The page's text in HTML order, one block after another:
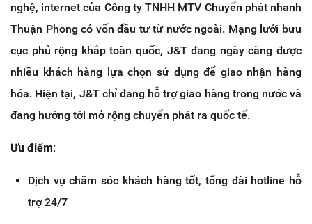
nghệ, internet của Công ty TNHH MTV Chuyển phát nhanh
Thuận Phong có vốn đầu tư từ nước ngoài. Mạng lưới bưu
cục phủ rộng khắp toàn quốc, J&T đang ngày càng được
nhiều khách hàng lựa chọn sử dụng để giao nhận hàng
hóa. Hiện tại, J&T chỉ đang hỗ trợ giao hàng trong nước và
đang hướng tới mở rộng chuyển phát ra quốc tế.
Ưu điểm:
Dịch vụ chăm sóc khách hàng tốt, tổng đài hotline hỗ
trợ 24/7